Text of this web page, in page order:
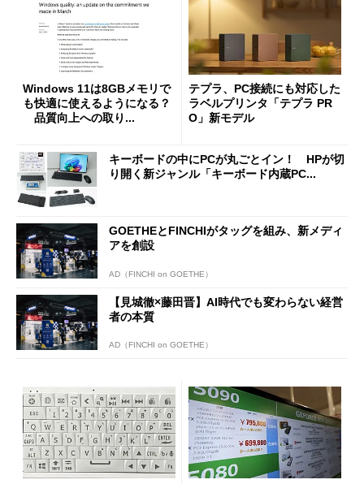
Windows 11は8GBメモリで
も快適に使えるようになる？
品質向上への取り...
テプラ、PC接続にも対応した
ラベルプリンタ「テプラ PR
O」新モデル
キーボードの中にPCが丸ごとイン！ HPが切
り開く新ジャンル「キーボード内蔵PC...
GOETHEとFINCHIがタッグを組み、新メディ
アを創設
AD（FINCHI on GOETHE）
【見城徹×藤田晋】AI時代でも変わらない経営
者の本質
AD（FINCHI on GOETHE）